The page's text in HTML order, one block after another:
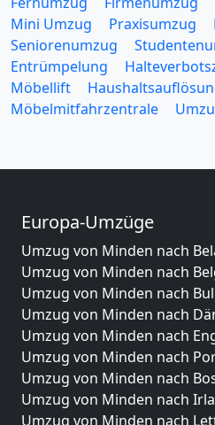
Mini Umzug
Praxisumzug
Seniorenumzug
Entrümpelung
Möbellift
Möbelmitfahrzentrale
Europa-Umzüge
Umzug von Minden nach
Umzug von Minden nach
Umzug von Minden nach
Umzug von Minden nach
Umzug von Minden nach
Umzug von Minden nach
Umzug von Minden nach
Umzug von Minden nach
Umzug von Minden nach